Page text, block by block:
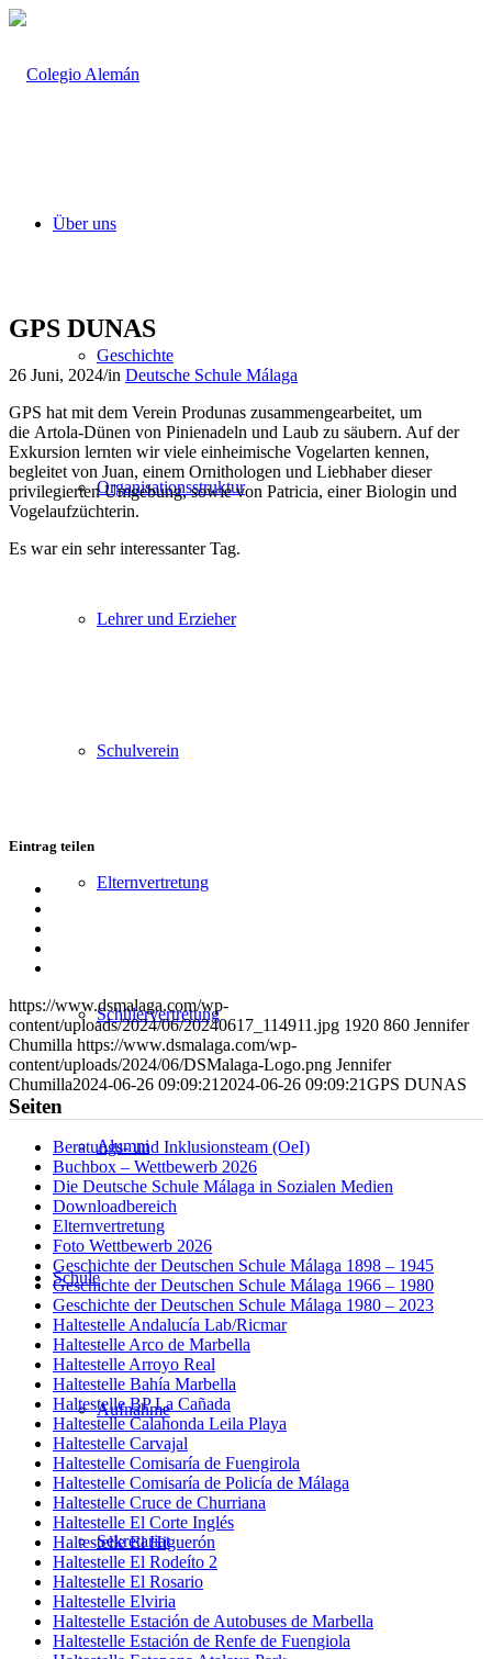
Über uns
Geschichte
Organisationsstruktur
Lehrer und Erzieher
Schulverein
Elternvertretung
Schülervertretung
Alumni
Schule
Aufnahme
Sekretariat
GPS DUNAS
26 Juni, 2024/in Deutsche Schule Málaga
GPS hat mit dem Verein Produnas zusammengearbeitet, um
die Artola-Dünen von Pinienadeln und Laub zu säubern. Auf der
Exkursion lernten wir viele einheimische Vogelarten kennen,
begleitet von Juan, einem Ornithologen und Liebhaber dieser
privilegierten Umgebung, sowie von Patricia, einer Biologin und
Vogelaufzüchterin.
Es war ein sehr interessanter Tag.
Eintrag teilen
Teilen
Mail
teilen
https://www.dsmalaga.com/wp-
content/uploads/2024/06/20240617_114911.jpg 1920 860 Jennifer
Chumilla https://www.dsmalaga.com/wp-
content/uploads/2024/06/DSMalaga-Logo.png Jennifer
Chumilla2024-06-26 09:09:21 2024-06-26 09:09:21GPS DUNAS
Seiten
Beratungs- und Inklusionsteam (OeI)
Buchbox – Wettbewerb 2026
Die Deutsche Schule Málaga in Sozialen Medien
Downloadbereich
Elternvertretung
Foto Wettbewerb 2026
Geschichte der Deutschen Schule Málaga 1898 – 1945
Geschichte der Deutschen Schule Málaga 1966 – 1980
Geschichte der Deutschen Schule Málaga 1980 – 2023
Haltestelle Andalucía Lab/Ricmar
Haltestelle Arco de Marbella
Haltestelle Arroyo Real
Haltestelle Bahía Marbella
Haltestelle BP La Cañada
Haltestelle Calahonda Leila Playa
Haltestelle Carvajal
Haltestelle Comisaría de Fuengirola
Haltestelle Comisaría de Policía de Málaga
Haltestelle Cruce de Churriana
Haltestelle El Corte Inglés
Haltestelle El Higuerón
Haltestelle El Rodeíto 2
Haltestelle El Rosario
Haltestelle Elviria
Haltestelle Estación de Autobuses de Marbella
Haltestelle Estación de Renfe de Fuengiola